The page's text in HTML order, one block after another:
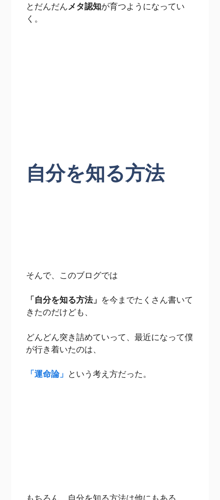
とだんだんメタ認知が育つようになってい
く。
自分を知る方法
そんで、このブログでは
「自分を知る方法」 を今までたくさん書いて
きたのだけども、
どんどん突き詰めていって、最近になって僕
が行き着いたのは、
「運命論」 という考え方だった。
もちろん、自分を知る方法は他にもある。